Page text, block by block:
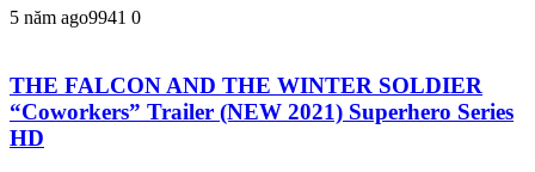
5 năm ago9941 0
THE FALCON AND THE WINTER SOLDIER
“Coworkers” Trailer (NEW 2021) Superhero Series
HD